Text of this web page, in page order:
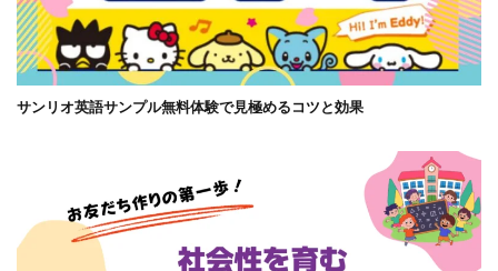
サンリオ英語サンプル無料体験で見極めるコツと効果